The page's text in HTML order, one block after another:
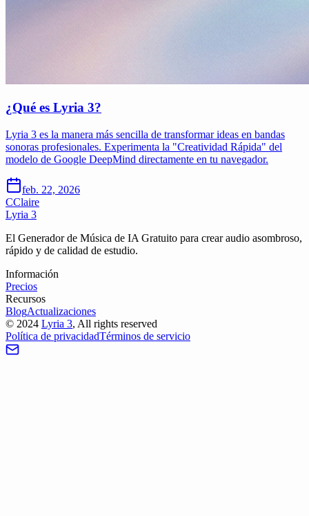
¿Qué es Lyria 3?
Lyria 3 es la manera más sencilla de transformar ideas en bandas
sonoras profesionales. Experimenta la "Creatividad Rápida" del
modelo de Google DeepMind directamente en tu navegador.
feb. 22, 2026
CClaire
Lyria 3
El Generador de Música de IA Gratuito para crear audio asombroso,
rápido y de calidad de estudio.
Información
Precios
Recursos
BlogActualizaciones
© 2024 Lyria 3, All rights reserved
Política de privacidadTérminos de servicio